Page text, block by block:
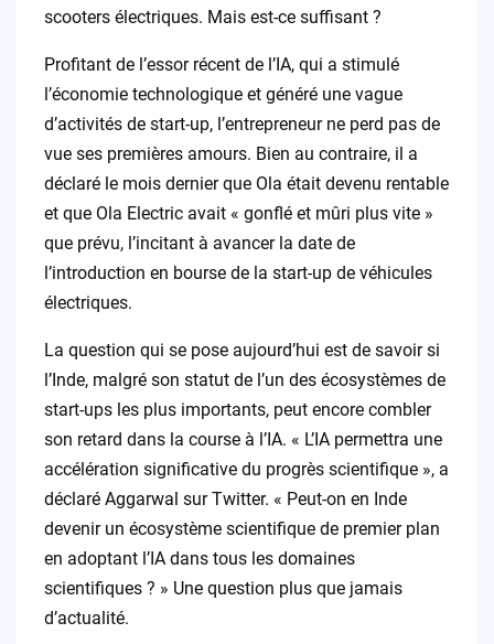
scooters électriques. Mais est-ce suffisant ?
Profitant de l’essor récent de l’IA, qui a stimulé
l’économie technologique et généré une vague
d’activités de start-up, l’entrepreneur ne perd pas de
vue ses premières amours. Bien au contraire, il a
déclaré le mois dernier que Ola était devenu rentable
et que Ola Electric avait « gonflé et mûri plus vite »
que prévu, l’incitant à avancer la date de
l’introduction en bourse de la start-up de véhicules
électriques.
La question qui se pose aujourd’hui est de savoir si
l’Inde, malgré son statut de l’un des écosystèmes de
start-ups les plus importants, peut encore combler
son retard dans la course à l’IA. « L’IA permettra une
accélération significative du progrès scientifique », a
déclaré Aggarwal sur Twitter. « Peut-on en Inde
devenir un écosystème scientifique de premier plan
en adoptant l’IA dans tous les domaines
scientifiques ? » Une question plus que jamais
d’actualité.